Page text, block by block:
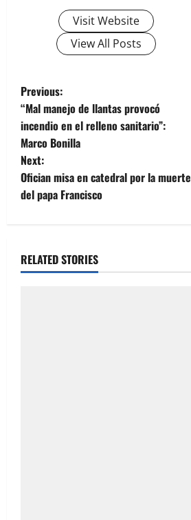
Visit Website
View All Posts
P
o
s
t
v
Previous:
“Mal manejo de llantas provocó
incendio en el relleno sanitario”:
Marco Bonilla
Next:
Ofician misa en catedral por la muerte
del papa Francisco
RELATED STORIES